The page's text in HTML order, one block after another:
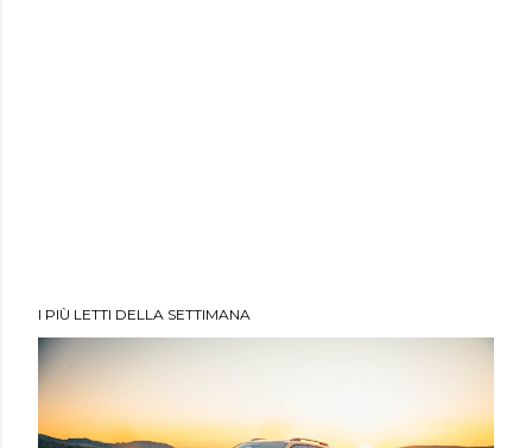
I PIÙ LETTI DELLA SETTIMANA